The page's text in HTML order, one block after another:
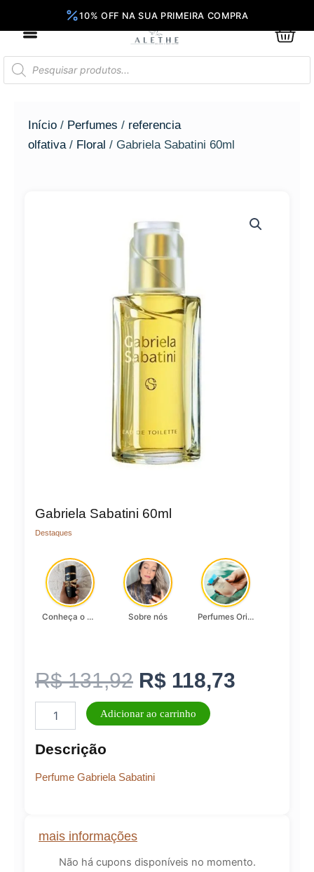
conteúdo
Pesquisar
produtos
Início / Perfumes / referencia
olfativa / Floral / Gabriela Sabatini 60ml
mais informações
Não há cupons disponíveis no momento.
Gabriela Sabatini 60ml
Destaques
Conheça o Asad, da Lattafa… Sobre nós Perfumes Originais
R$131,92 O
preço
era:
R$ 118,73
Sabatini
quantidade
Adicionar ao carrinho
Descrição
Perfume Gabriela Sabatini